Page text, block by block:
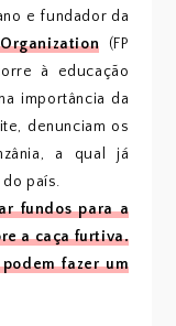
e fundador da
(FP
à educação
importância da
denunciam os
a qual já
país.
fundos para a
a caça furtiva.
fazer um